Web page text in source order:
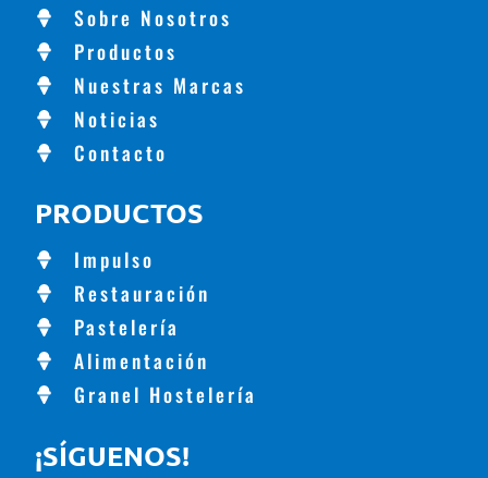
Sobre Nosotros
Productos
Nuestras Marcas
Noticias
Contacto
PRODUCTOS
Impulso
Restauración
Pastelería
Alimentación
Granel Hostelería
¡SÍGUENOS!